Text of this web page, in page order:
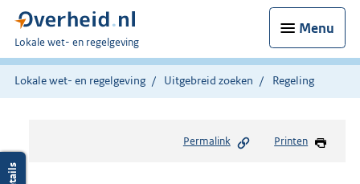
Menu
U
bent
hier:
Lokale wet- en regelgeving
Lokale wet- en regelgeving Uitgebreid zoeken Regeling
Permalink Printen